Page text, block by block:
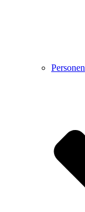
Personen